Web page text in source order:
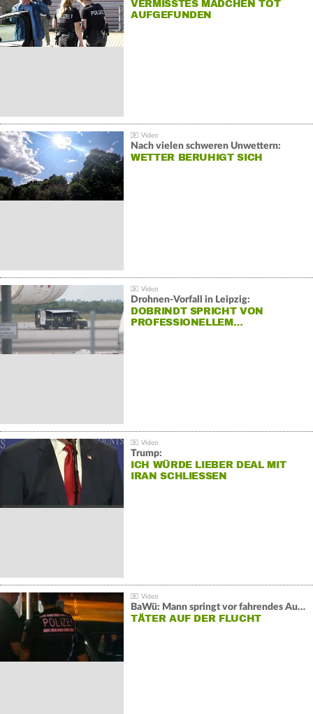
VERMISSTES MÄDCHEN TOT
AUFGEFUNDEN
Nach vielen schweren Unwettern:
WETTER BERUHIGT SICH
Drohnen-Vorfall in Leipzig:
DOBRINDT SPRICHT VON
PROFESSIONELLEM…
Trump:
ICH WÜRDE LIEBER DEAL MIT
IRAN SCHLIESSEN
BaWü: Mann springt vor fahrendes Auto und schießt
TÄTER AUF DER FLUCHT